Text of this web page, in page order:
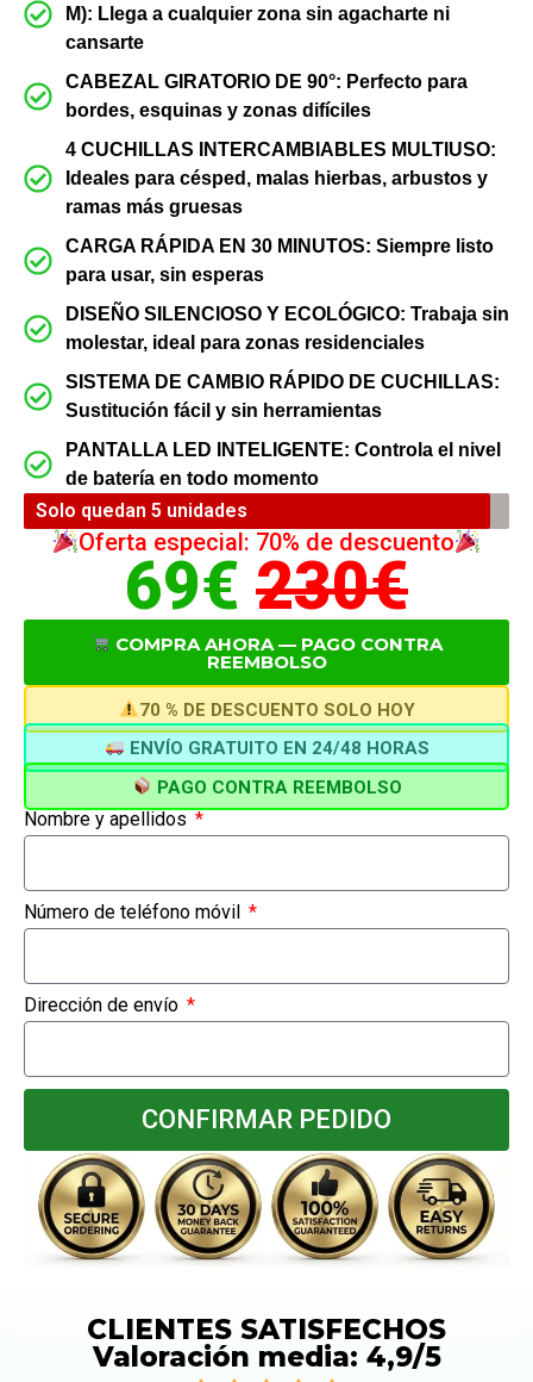
M): Llega a cualquier zona sin agacharte ni
cansarte
CABEZAL GIRATORIO DE 90°: Perfecto para
bordes, esquinas y zonas difíciles
4 CUCHILLAS INTERCAMBIABLES MULTIUSO:
Ideales para césped, malas hierbas, arbustos y
ramas más gruesas
CARGA RÁPIDA EN 30 MINUTOS: Siempre listo
para usar, sin esperas
DISEÑO SILENCIOSO Y ECOLÓGICO: Trabaja sin
molestar, ideal para zonas residenciales
SISTEMA DE CAMBIO RÁPIDO DE CUCHILLAS:
Sustitución fácil y sin herramientas
PANTALLA LED INTELIGENTE: Controla el nivel
de batería en todo momento
Solo quedan 5 unidades
Oferta especial: 70% de descuento
69€ 230€
COMPRA AHORA — PAGO CONTRA
REEMBOLSO
70 % DE DESCUENTO SOLO HOY
ENVÍO GRATUITO EN 24/48 HORAS
PAGO CONTRA REEMBOLSO
Nombre y apellidos
Número de teléfono móvil
Dirección de envío
CONFIRMAR PEDIDO
CLIENTES SATISFECHOS
Valoración media: 4,9/5